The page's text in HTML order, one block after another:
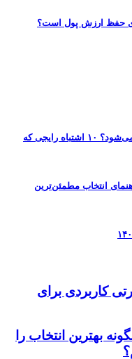
حفظ ارزش پول است؟
چرا باتری خودرو زودتر از موعد خراب می‌شود؟ ۱۰ اشتباه رایجی که
انتخاب مطمئن‌ترین
کاربردی برای
بهترین انتخاب را